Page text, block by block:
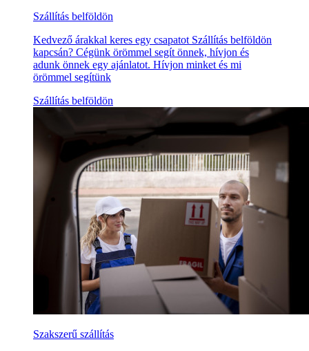
Szállítás belföldön
Kedvező árakkal keres egy csapatot Szállítás belföldön
kapcsán? Cégünk örömmel segít önnek, hívjon és
adunk önnek egy ajánlatot. Hívjon minket és mi
örömmel segítünk
Szállítás belföldön
Szakszerű szállítás